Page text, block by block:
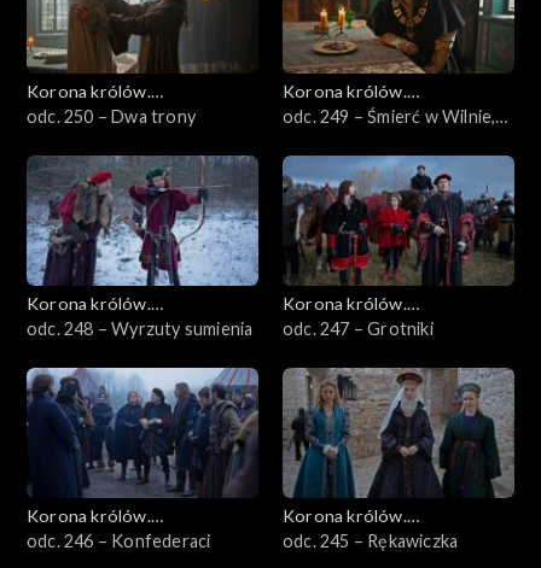
Korona królów.
Jagiellonowie
odc. 250 – Dwa trony
Korona królów.
Jagiellonowie
odc. 249 – Śmierć w Wilnie,
Korona królów.
Jagiellonowie
odc. 248 – Wyrzuty sumienia
Korona królów.
Jagiellonowie
odc. 247 – Grotniki
Korona królów.
Jagiellonowie
odc. 246 – Konfederaci
Korona królów.
Jagiellonowie
odc. 245 – Rękawiczka